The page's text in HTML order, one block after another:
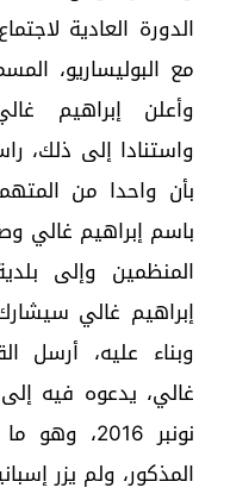
الدورة العادية
مع البوليساريو،
وأعلن إبراهيم
واستنادا إلى ذلك،
بأن واحدا من
باسم إبراهيم غالي
المنظمين وإلى
إبراهيم غالي
وبناء عليه، أرسل
نونبر
المذكور، ولم يزر